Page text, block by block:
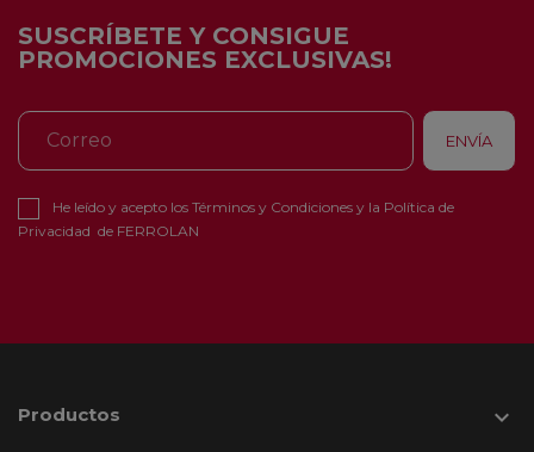
SUSCRÍBETE Y CONSIGUE
PROMOCIONES EXCLUSIVAS!
He leído y acepto los Términos y Condiciones y la Política de
Privacidad de FERROLAN
Productos 